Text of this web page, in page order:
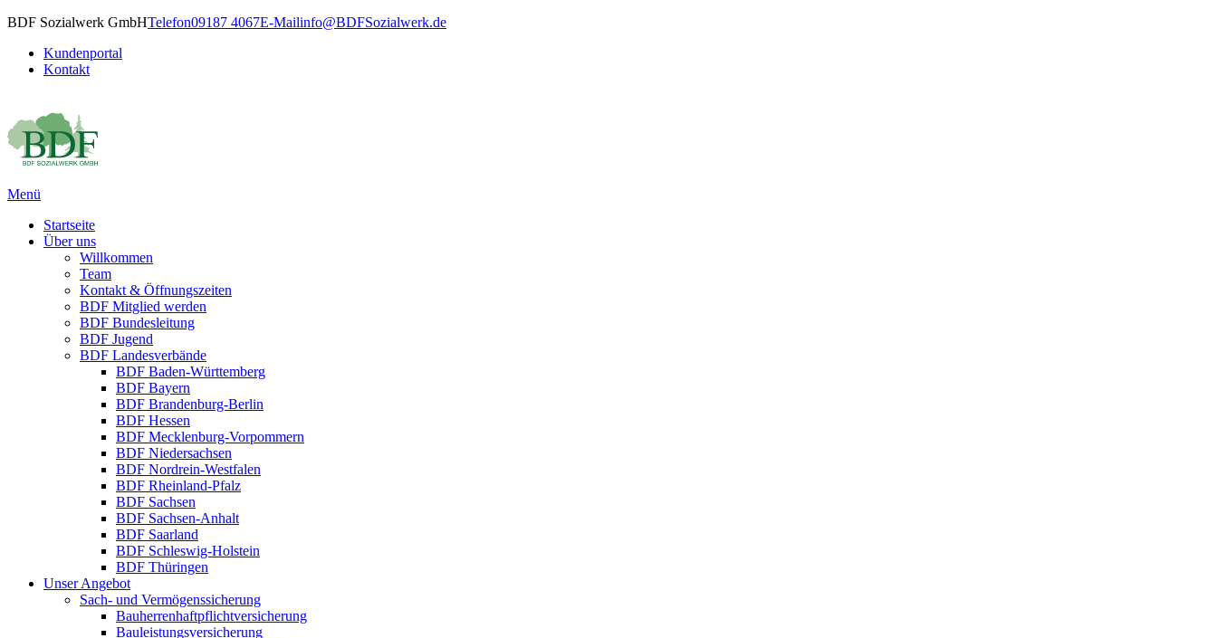
BDF Sozialwerk GmbHTelefon09187 4067E-Mailinfo@BDFSozialwerk.de
Kundenportal
Kontakt
Menü
Startseite
Über uns
Willkommen
Team
Kontakt & Öffnungszeiten
BDF Mitglied werden
BDF Bundesleitung
BDF Jugend
BDF Landesverbände
BDF Baden-Württemberg
BDF Bayern
BDF Brandenburg-Berlin
BDF Hessen
BDF Mecklenburg-Vorpommern
BDF Niedersachsen
BDF Nordrein-Westfalen
BDF Rheinland-Pfalz
BDF Sachsen
BDF Sachsen-Anhalt
BDF Saarland
BDF Schleswig-Holstein
BDF Thüringen
Unser Angebot
Sach- und Vermögenssicherung
Bau­herren­haft­pflichtversicherung
Bauleistungsversicherung